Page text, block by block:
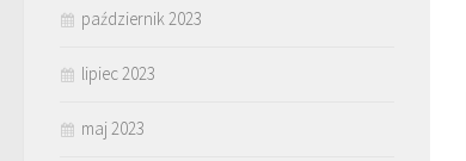
październik 2023
lipiec 2023
maj 2023